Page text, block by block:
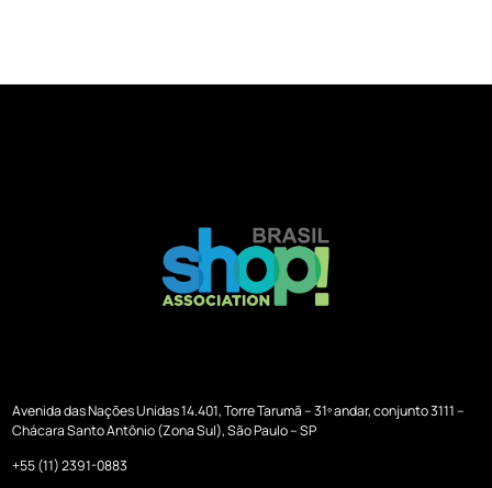
Avenida das Nações Unidas 14.401, Torre Tarumã – 31º andar, conjunto 3111 –
Chácara Santo Antônio (Zona Sul), São Paulo – SP
+55 (11) 2391-0883